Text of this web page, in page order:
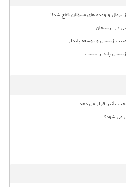
نرمال و وعده های مسؤلان قطع شد!!
در ارسنجان
زیستی و توسعه پایدار
پایدار نیست
تأثیر قرار می دهد
می شود؟